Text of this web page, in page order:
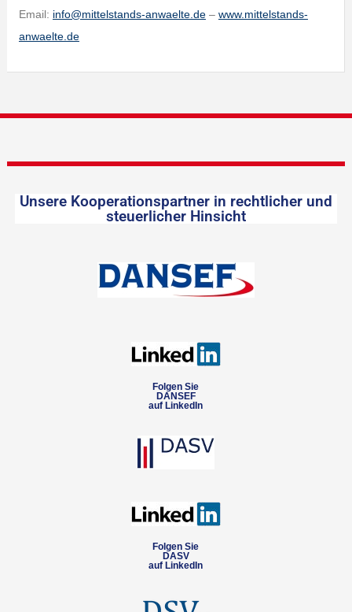
Email: info@mittelstands-anwaelte.de– www.mittelstands-
anwaelte.de
Unsere Kooperationspartner in rechtlicher und
steuerlicher Hinsicht
Folgen Sie
DANSEF
auf LinkedIn
Folgen Sie
DASV
auf LinkedIn